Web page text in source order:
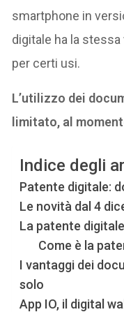
smartphone in
digitale ha la
per certi usi.
L’utilizzo dei
limitato, al
Indice degli
Patente digitale:
Le novità dal 4
La patente
Come è la
I vantaggi dei
solo
App IO, il digital